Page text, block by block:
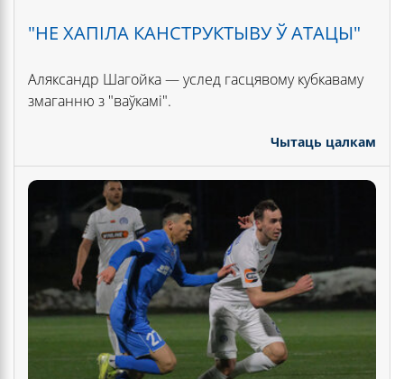
"НЕ ХАПІЛА КАНСТРУКТЫВУ Ў АТАЦЫ"
Аляксандр Шагойка — услед гасцявому кубкаваму
змаганню з "ваўкамі".
Чытаць цалкам